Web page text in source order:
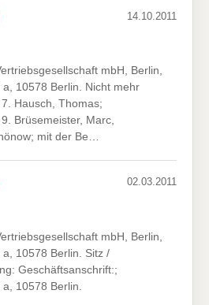
14.10.2011
mbH, Berlin,
10578 Berlin. Nicht mehr
Hausch, Thomas;
Brüsemeister, Marc,
mit der Be…
02.03.2011
mbH, Berlin,
10578 Berlin. Sitz /
Geschäftsanschrift:;
10578 Berlin.